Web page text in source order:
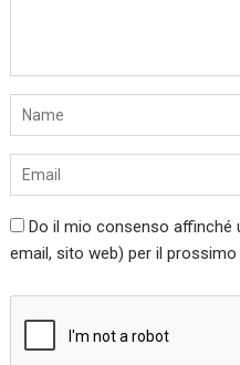
Do il mio consenso affinché
email, sito web) per il